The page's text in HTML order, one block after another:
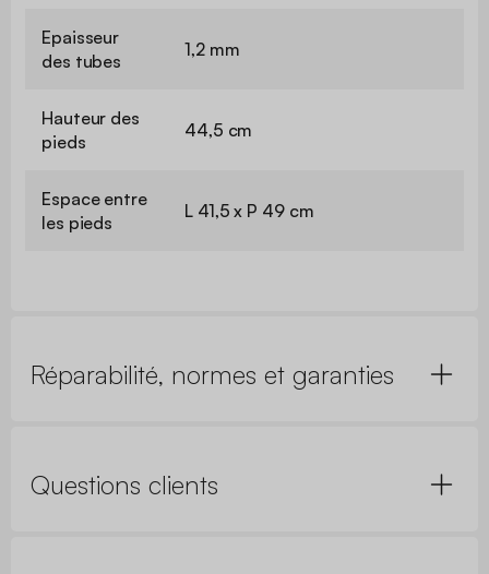
Epaisseur
des tubes
1,2 mm
Hauteur des
pieds
44,5 cm
Espace entre
les pieds
L 41,5 x P 49 cm
Réparabilité, normes et garanties
Questions clients